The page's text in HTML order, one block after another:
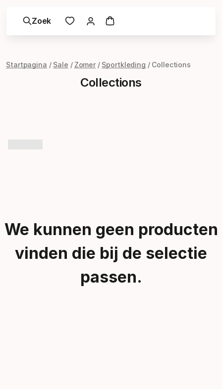
Zoek
Startpagina Sale Zomer Sportkleding Collections
Collections
We kunnen geen producten
vinden die bij de selectie
passen.